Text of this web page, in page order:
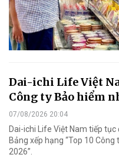
Dai-ichi Life Việt
Công ty Bảo hiểm
07/08/2026 20:04
Dai-ichi Life Việt Nam tiếp
Bảng xếp hạng “Top 10
2026”.